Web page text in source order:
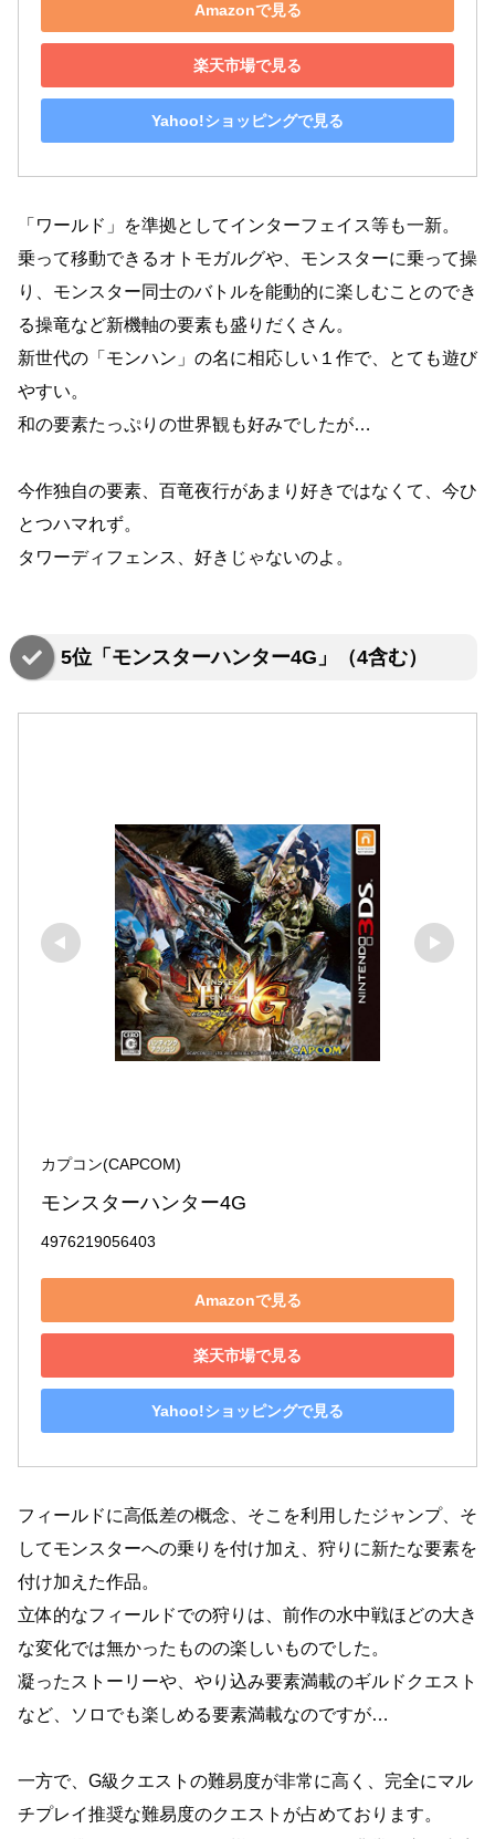
Amazonで見る
楽天市場で見る
Yahoo!ショッピングで見る
「ワールド」を準拠としてインターフェイス等も一新。
乗って移動できるオトモガルグや、モンスターに乗って操
り、モンスター同士のバトルを能動的に楽しむことのでき
る操竜など新機軸の要素も盛りだくさん。
新世代の「モンハン」の名に相応しい１作で、とても遊び
やすい。
和の要素たっぷりの世界観も好みでしたが…
今作独自の要素、百竜夜行があまり好きではなくて、今ひ
とつハマれず。
タワーディフェンス、好きじゃないのよ。
5位「モンスターハンター4G」（4含む）
カプコン(CAPCOM)
モンスターハンター4G
4976219056403
Amazonで見る
楽天市場で見る
Yahoo!ショッピングで見る
フィールドに高低差の概念、そこを利用したジャンプ、そ
してモンスターへの乗りを付け加え、狩りに新たな要素を
付け加えた作品。
立体的なフィールドでの狩りは、前作の水中戦ほどの大き
な変化では無かったものの楽しいものでした。
凝ったストーリーや、やり込み要素満載のギルドクエスト
など、ソロでも楽しめる要素満載なのですが…
一方で、G級クエストの難易度が非常に高く、完全にマル
チプレイ推奨な難易度のクエストが占めております。